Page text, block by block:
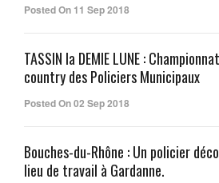
Posted On 11 Sep 2018
TASSIN la DEMIE LUNE :
country des Policiers Municipaux
Posted On 02 Sep 2018
Bouches-du-Rhône : Un policier
lieu de travail à Gardanne.